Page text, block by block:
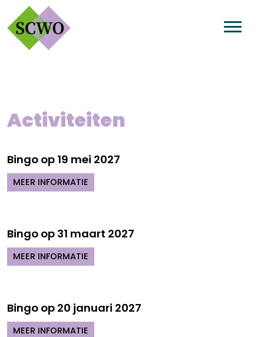
Activiteiten
Bingo op 19 mei 2027
MEER INFORMATIE
Bingo op 31 maart 2027
MEER INFORMATIE
Bingo op 20 januari 2027
MEER INFORMATIE